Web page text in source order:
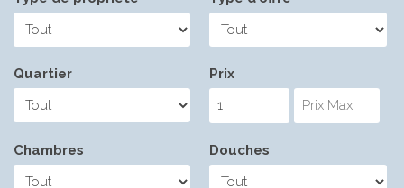
Quartier Prix
Chambres Douches